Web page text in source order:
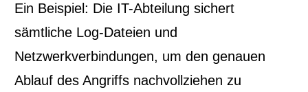
Ein Beispiel: Die IT-Abteilung sichert
sämtliche Log-Dateien und
Netzwerkverbindungen, um den genauen
Ablauf des Angriffs nachvollziehen zu